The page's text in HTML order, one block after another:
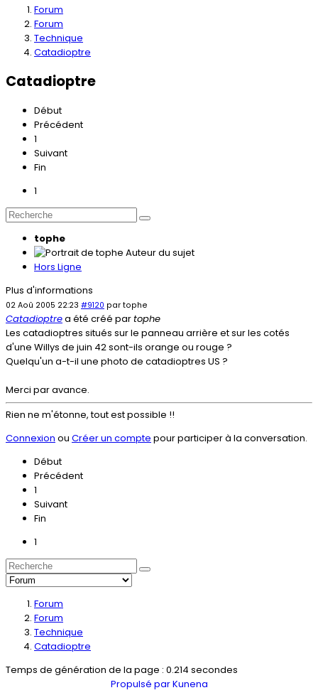
Forum
Forum
Technique
Catadioptre
Catadioptre
Début
Précédent
1
Suivant
Fin
1
tophe
Auteur du sujet
Hors Ligne
Plus d'informations
02 Aoû 2005 22:23 #9120 par tophe
Catadioptrea été créé partophe
Les catadioptres situés sur le panneau arrière et sur les cotés
d'une Willys de juin 42 sont-ils orange ou rouge ?
Quelqu'un a-t-il une photo de catadioptres US ?
Merci par avance.
Rien ne m'étonne, tout est possible !!
Connexion ou Créer un compte pour participer à la conversation.
Début
Précédent
1
Suivant
Fin
1
Forum
Forum
Technique
Catadioptre
Temps de génération de la page : 0.214 secondes
Propulsé parKunena